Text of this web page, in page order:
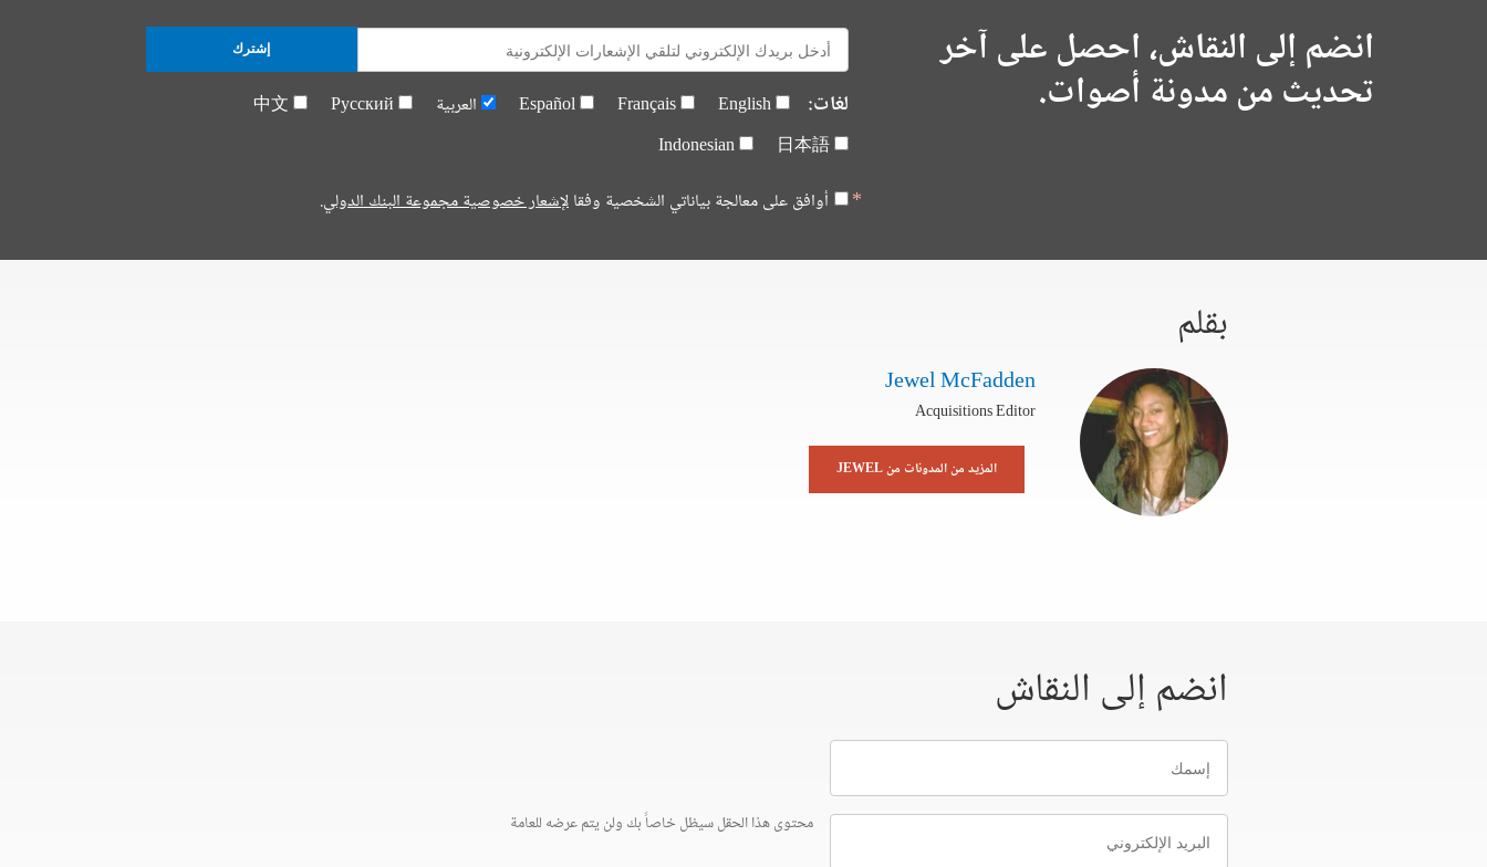
انضم إلى النقاش، احصل على آخر
تحديث من مدونة أصوات.
E-
mail:
لغات: English
Français
Español العربية Русский
中文
日本語
Indonesian
أوافق على معالجة بياناتي الشخصية وفقالإشعار خصوصية مجموعة البنك الدولي.
إشترك
بقلم
Jewel McFadden
Acquisitions Editor
المزيد من المدونات من JEWEL
انضم إلى النقاش
إسمك
البريد
الإلكتروني
محتوى هذا الحقل سيظل خاصاً بك ولن يتم عرضه للعامة